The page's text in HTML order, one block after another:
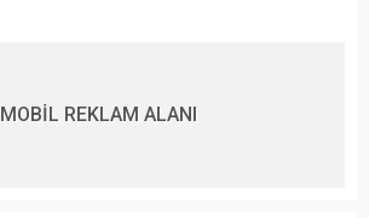
MOBİL REKLAM ALANI